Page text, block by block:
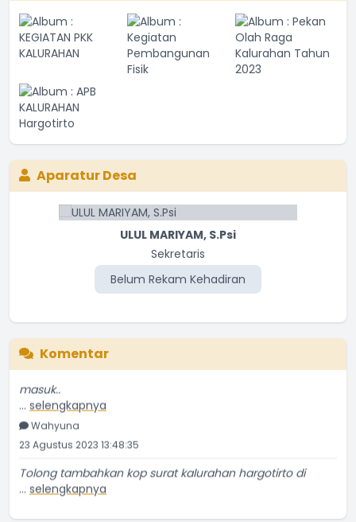
Aparatur Desa
ULUL MARIYAM, S.Psi
Sekretaris
Belum Rekam Kehadiran
Komentar
Saya sudah daftar akun tapi tidak menerima email
...selengkapnya
Wahyuna
23 Agustus 2023 13:48:35
...selengkapnya
NGATIRAN
18 Oktober 2022 19:54:47